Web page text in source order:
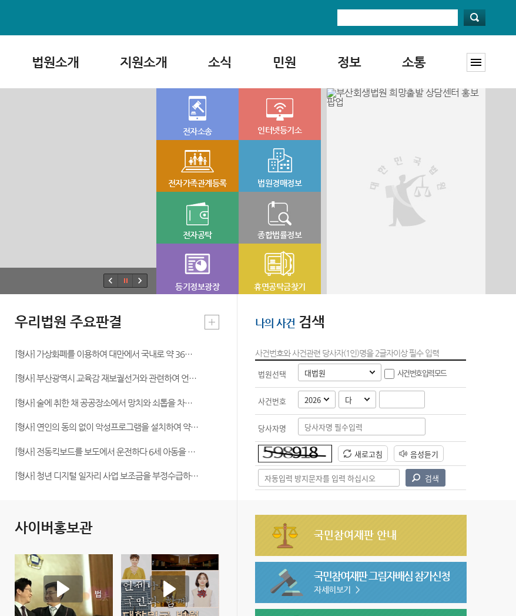
법원소개 지원소개 소식 민원 정보 소통
전자소송 인터넷등기소
전자가족관계등록 법원경매정보
전자공탁 종합법률정보
등기정보광장 휴면공탁금찾기
우리법원 주요판결
[형사] 가상화폐를 이용하여 대만에서 국내로 약 36억 원 상당을 무등록으로 송금대행한 피고인에 대하여 징역형의 집행유예를 선고(부산지방법원 2026고단104)
[형사] 부산광역시 교육감 재보궐선거와 관련하여 언론인이 예비후보자에게 선거에 관한 보도와 관련하여 금품을 요구·수수하고 예비후보자가 이에 응하여 금품을 제공한 사건에서 각 피고인에 대하여 유죄를 선고(부산지방법원 2025고합892)
[형사] 술에 취한 채 공공장소에서 망치와 쇠톱을 차례로 꺼내 들고 돌아다닌 피고인에 대하여 벌금형을 선고(부산지방법원 2026고정380)
[형사] 연인의 동의 없이 악성프로그램을 설치하여 약 2년 6개월간 통화내용·문자메시지·위치정보를 감청·수집한 피고인에 대하여 징역형의 집행유예를 선고(부산지방법원 2026고합125)
[형사] 전동킥보드를 보도에서 운전하다 6세 아동을 충격하여 상해를 입히고 도주한 피고인에 대하여 벌금형을 선고(부산지방법원 2025고정818)
[형사] 청년 디지털 일자리 사업 보조금을 부정수급하고 관련 문서를 위·변조하며 국가기술자격증을 대여받은 피고인에 대하여 징역형을 선고(부산지방법원 2025고단3009)
나의 사건 검색
사건번호와 사건관련 당사자(1인)명을 2글자이상 필수 입력
사이버홍보관 국민참여재판 안내
국민참여재판 그림자배심 참가신청
자세히보기 >